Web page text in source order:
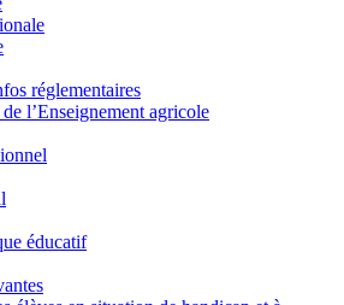
réglementaires
l’Enseignement agricole
éducatif